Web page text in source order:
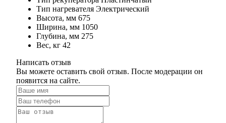
Тип нагревателя Электрический
Высота, мм 675
Ширина, мм 1050
Глубина, мм 275
Вес, кг 42
Написать отзыв
Вы можете оставить свой отзыв. После модерации он
появится на сайте.